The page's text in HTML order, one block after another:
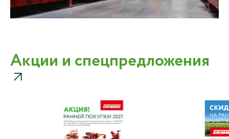
Акции и спецпредложения